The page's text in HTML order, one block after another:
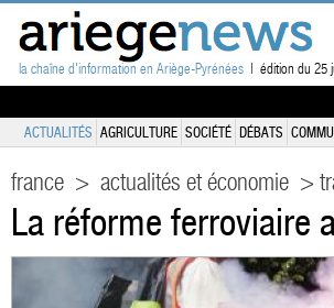
la chaîne d'information en Ariège-Pyrénées | édition du 25
ACTUALITÉS AGRICULTURE SOCIÉTÉ DÉBATS
france > actualités et économie >
La réforme ferroviaire